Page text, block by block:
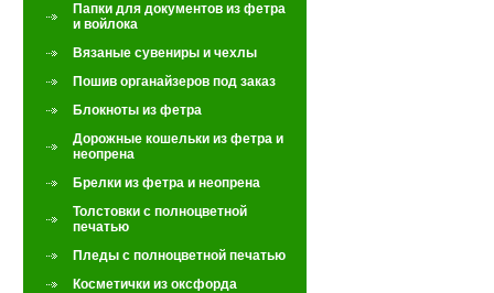
Папки для документов из фетра
и войлока
Вязаные сувениры и чехлы
Пошив органайзеров под заказ
Блокноты из фетра
Дорожные кошельки из фетра и
неопрена
Брелки из фетра и неопрена
Толстовки с полноцветной
печатью
Пледы с полноцветной печатью
Косметички из оксфорда